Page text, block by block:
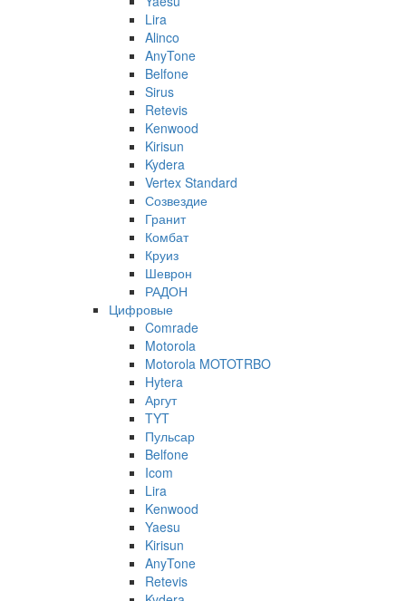
Lira
Alinco
AnyTone
Belfone
Sirus
Retevis
Kenwood
Kirisun
Kydera
Vertex Standard
Созвездие
Гранит
Комбат
Круиз
Шеврон
РАДОН
Цифровые
Comrade
Motorola
Motorola MOTOTRBO
Hytera
Аргут
TYT
Пульсар
Belfone
Icom
Lira
Kenwood
Yaesu
Kirisun
AnyTone
Retevis